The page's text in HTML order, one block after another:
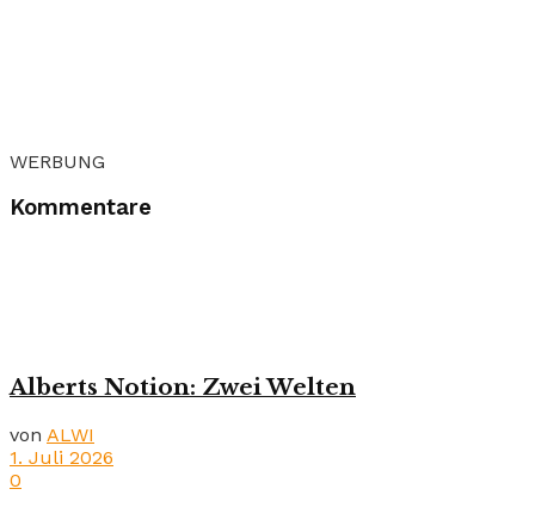
WERBUNG
Kommentare
Alberts Notion: Zwei Welten
von ALWI
1. Juli 2026
0